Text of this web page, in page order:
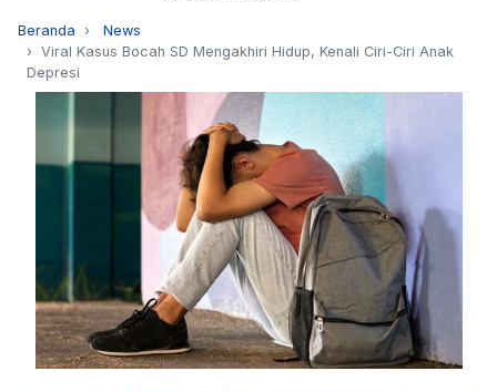
Beranda
News
Viral Kasus Bocah SD Mengakhiri Hidup, Kenali Ciri-Ciri Anak
Depresi